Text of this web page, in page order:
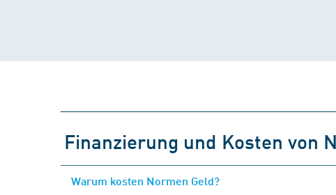
Finanzierung und Kosten von
Warum kosten Normen Geld?